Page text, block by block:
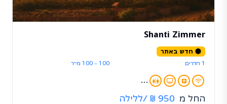
Shanti Zimmer
חדש באתר
1 חדרים 100 - 100 מ״ר
...
החל מ 950 ₪ /ללילה